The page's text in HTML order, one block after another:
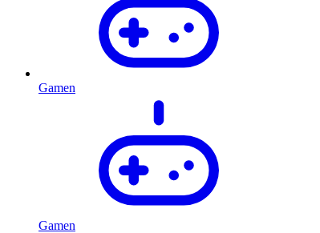
Gamen
Gamen